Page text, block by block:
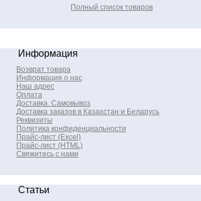
Полный список товаров
Информация
Возврат товара
Информация о нас
Наш адрес
Оплата
Доставка. Самовывоз
Доставка заказов в Казахстан и Беларусь
Реквизиты
Политика конфиденциальности
Прайс-лист (Excel)
Прайс-лист (HTML)
Свяжитесь с нами
Статьи